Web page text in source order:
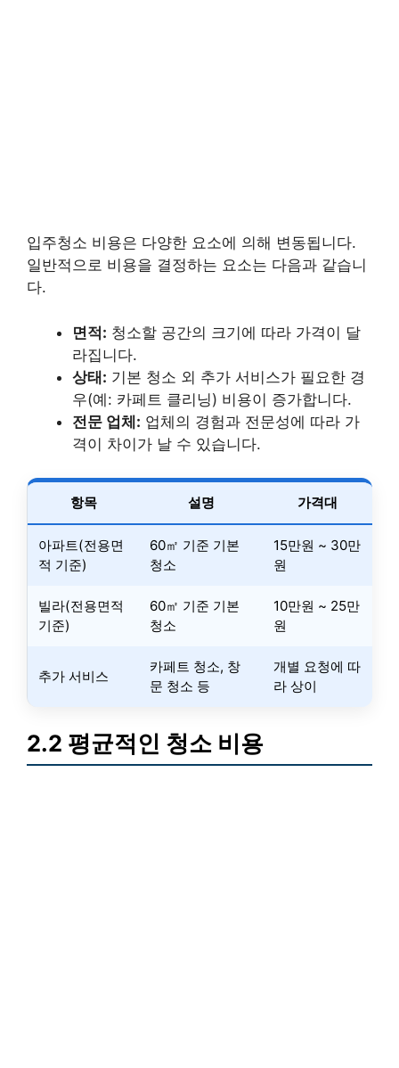
입주청소 비용은 다양한 요소에 의해 변동됩니다.
일반적으로 비용을 결정하는 요소는 다음과 같습니
다.
면적: 청소할 공간의 크기에 따라 가격이 달
라집니다.
상태: 기본 청소 외 추가 서비스가 필요한 경
우(예: 카페트 클리닝) 비용이 증가합니다.
전문 업체: 업체의 경험과 전문성에 따라 가
격이 차이가 날 수 있습니다.
항목 설명 가격대
아파트(전용면
적 기준)
60㎡ 기준 기본
청소
15만원 ~ 30만
원
빌라(전용면적
기준)
60㎡ 기준 기본
청소
10만원 ~ 25만
원
추가 서비스
카페트 청소, 창
문 청소 등
개별 요청에 따
라 상이
2.2 평균적인 청소 비용